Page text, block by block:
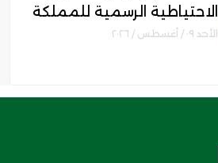
الاحتياطية الرسمية للمملكة
ترتفع 10% بنهاية يوليو
الأحد ٠٩ / أغسطس / ٢٠٢٦